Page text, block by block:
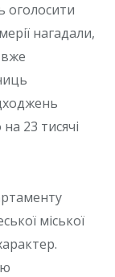
оголосити
нагадали,
23 тисячі
міської